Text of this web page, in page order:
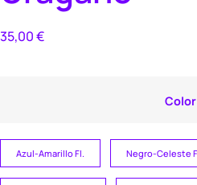
35,00€
Color
Azul-Amarillo Fl. Negro-Celeste